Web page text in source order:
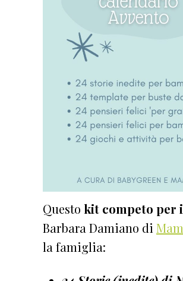
Questo kit competo per
Barbara Damiano di
la famiglia: